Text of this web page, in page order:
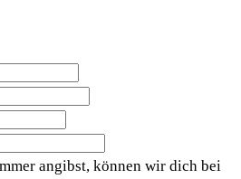
angibst, können wir dich bei